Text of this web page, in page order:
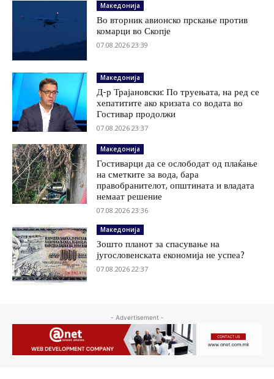
Македонија
Во вторник авионско прскање против
комарци во Скопје
07.08.2026 23:39
Македонија
Д-р Трајановски: По труењата, на ред се
хепатитите ако кризата со водата во
Гостивар продолжи
07.08.2026 23:37
Македонија
Гостиварци да се ослободат од плаќање
на сметките за вода, бара
правобранителот, општината и владата
немаат решение
07.08.2026 23:36
Македонија
Зошто планот за спасување на
југословенската економија не успеа?
07.08.2026 22:37
- Advertisement -